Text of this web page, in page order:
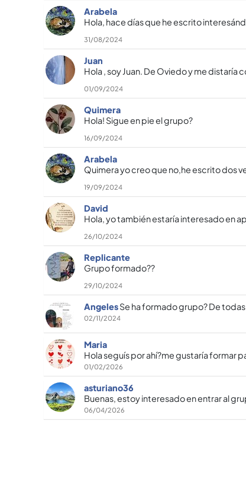
Arabela
Hola, hace días que he escrito
31/08/2024
Juan
Hola , soy Juan. De Oviedo y me
01/09/2024
Quimera
Hola! Sigue en pie el grupo?
16/09/2024
Arabela
Quimera yo creo que no,he escrito dos
19/09/2024
David
Hola, yo también estaría interesado en
26/10/2024
Replicante
Grupo formado??
29/10/2024
AngelesSe ha formado grupo? De
02/11/2024
Maria
Hola seguís por ahí?me gustaría formar
01/02/2026
asturiano36
Buenas, estoy interesado en entrar al
06/04/2026